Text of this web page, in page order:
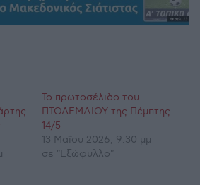
Το πρωτοσέλιδο του
ΠΤΟΛΕΜΑΙΟΥ της Πέμπτης
14/5
13 Μαΐου 2026, 9:30 μμ
σε "Εξώφυλλο"